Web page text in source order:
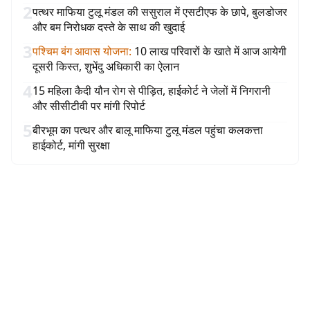
2पत्थर माफिया टुलू मंडल की ससुराल में एसटीएफ के छापे, बुलडोजर
और बम निरोधक दस्ते के साथ की खुदाई
3पश्चिम बंग आवास योजना: 10 लाख परिवारों के खाते में आज आयेगी
दूसरी किस्त, शुभेंदु अधिकारी का ऐलान
415 महिला कैदी यौन रोग से पीड़ित, हाईकोर्ट ने जेलों में निगरानी
और सीसीटीवी पर मांगी रिपोर्ट
5बीरभूम का पत्थर और बालू माफिया टुलू मंडल पहुंचा कलकत्ता
हाईकोर्ट, मांगी सुरक्षा